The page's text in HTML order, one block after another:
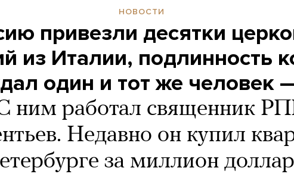
НОВОСТИ
привезли десятки
из Италии, подлинность
один и тот же человек
ним работал священник
Недавно он купил
за миллион